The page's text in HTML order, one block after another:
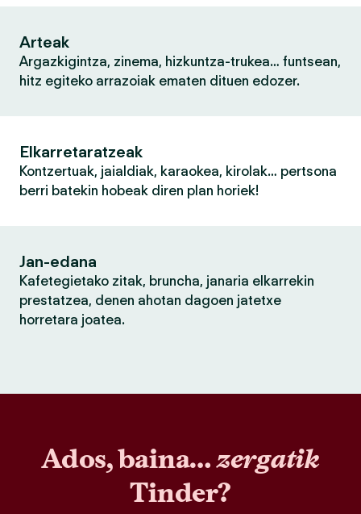
Arteak
Argazkigintza, zinema, hizkuntza-trukea… funtsean,
hitz egiteko arrazoiak ematen dituen edozer.
Elkarretaratzeak
Kontzertuak, jaialdiak, karaokea, kirolak… pertsona
berri batekin hobeak diren plan horiek!
Jan-edana
Kafetegietako zitak, bruncha, janaria elkarrekin
prestatzea, denen ahotan dagoen jatetxe
horretara joatea.
Ados, baina…zergatik
Tinder?